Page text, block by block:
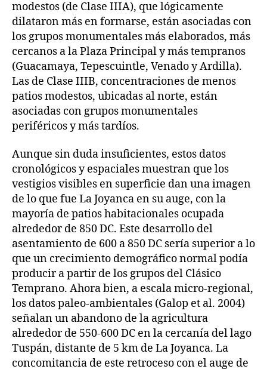
modestos (de Clase IIIA), que lógicamente
dilataron más en formarse, están asociadas con
los grupos monumentales más elaborados, más
cercanos a la Plaza Principal y más tempranos
(Guacamaya, Tepescuintle, Venado y Ardilla).
Las de Clase IIIB, concentraciones de menos
patios modestos, ubicadas al norte, están
asociadas con grupos monumentales
periféricos y más tardíos.
Aunque sin duda insuficientes, estos datos
cronológicos y espaciales muestran que los
vestigios visibles en superficie dan una imagen
de lo que fue La Joyanca en su auge, con la
mayoría de patios habitacionales ocupada
alrededor de 850 DC. Este desarrollo del
asentamiento de 600 a 850 DC sería superior a lo
que un crecimiento demográfico normal podía
producir a partir de los grupos del Clásico
Temprano. Ahora bien, a escala micro-regional,
los datos paleo-ambientales (Galop et al. 2004)
señalan un abandono de la agricultura
alrededor de 550-600 DC en la cercanía del lago
Tuspán, distante de 5 km de La Joyanca. La
concomitancia de este retroceso con el auge de